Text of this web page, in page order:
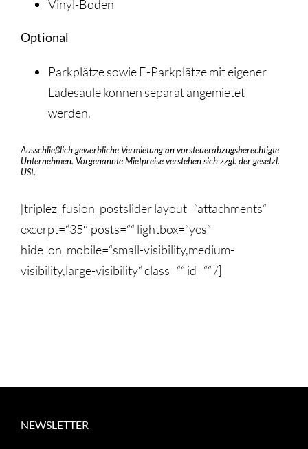
Vinyl-Boden
Optional
Parkplätze sowie E-Parkplätze mit eigener
Ladesäule können separat angemietet
werden.
Ausschließlich gewerbliche Vermietung an vorsteuerabzugsberechtigte
Unternehmen. Vorgenannte Mietpreise verstehen sich zzgl. der gesetzl.
USt.
[triplez_fusion_postslider layout=“attachments“
excerpt=“35″ posts=““ lightbox=“yes“
hide_on_mobile=“small-visibility,medium-
visibility,large-visibility“ class=““ id=““ /]
NEWSLETTER